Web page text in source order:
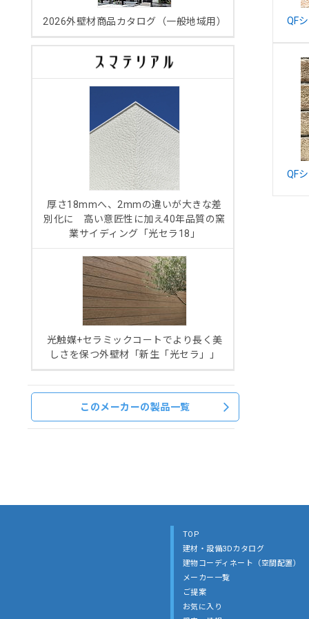
2026外壁材商品カタログ（一般地域用）
厚さ18mmへ、2mmの違いが大きな差
別化に 高い意匠性に加え40年品質の窯
業サイディング「光セラ18」
光触媒+セラミックコートでより長く美
しさを保つ外壁材「新生「光セラ」」
このメーカーの製品一覧
QF
QF
TOP
建材・設備3Dカタログ
建物コーディネート（空間配置）
メーカー一覧
ご提案
お気に入り